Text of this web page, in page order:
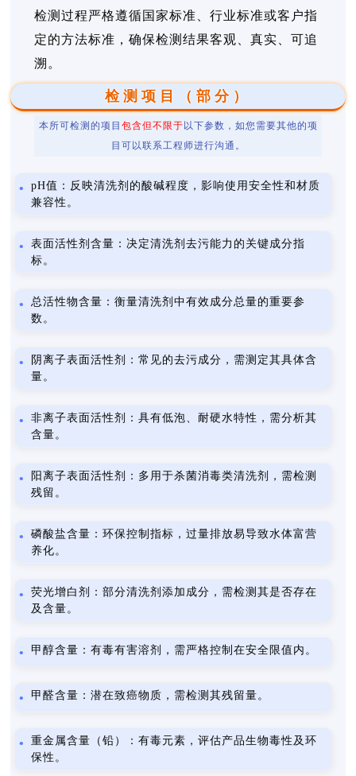
检测过程严格遵循国家标准、行业标准或客户指
定的方法标准，确保检测结果客观、真实、可追
溯。
检测项目（部分）
本所可检测的项目 包含但不限于 以下参数，如您需要其他的项
目可以联系工程师进行沟通。
pH值：反映清洗剂的酸碱程度，影响使用安全性和材质
兼容性。
表面活性剂含量：决定清洗剂去污能力的关键成分指
标。
总活性物含量：衡量清洗剂中有效成分总量的重要参
数。
阴离子表面活性剂：常见的去污成分，需测定其具体含
量。
非离子表面活性剂：具有低泡、耐硬水特性，需分析其
含量。
阳离子表面活性剂：多用于杀菌消毒类清洗剂，需检测
残留。
磷酸盐含量：环保控制指标，过量排放易导致水体富营
养化。
荧光增白剂：部分清洗剂添加成分，需检测其是否存在
及含量。
甲醇含量：有毒有害溶剂，需严格控制在安全限值内。
甲醛含量：潜在致癌物质，需检测其残留量。
重金属含量（铅）：有毒元素，评估产品生物毒性及环
保性。